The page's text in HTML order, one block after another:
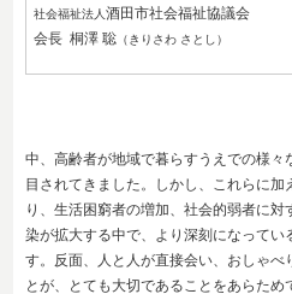
社会福祉法人酒田市社会福祉協議会
会長 桐澤 聡 （きりさわ さとし）
中、高齢者が地域で暮らすうえでの様々
目されてきました。しかし、これらに
り、生活困窮者の増加、社会的弱者に
染が拡大する中で、より深刻になってい
す。反面、人と人が直接会い、おしゃべ
とが、とても大切であることをあらため